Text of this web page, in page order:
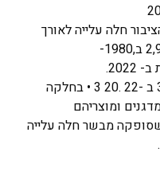
חלה עלייה לאורך
חלה ירידה מ -%94 ב1950- ל -% 31 ב -22 .20 3 • בחלקה
ומוצריהם
מבשר חלה עלייה